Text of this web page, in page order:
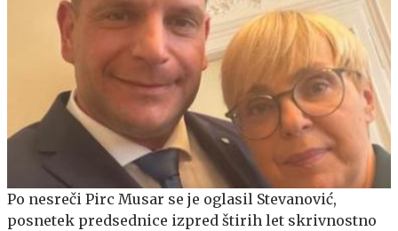
Po nesreči Pirc Musar se je oglasil Stevanović,
posnetek predsednice izpred štirih let skrivnostno